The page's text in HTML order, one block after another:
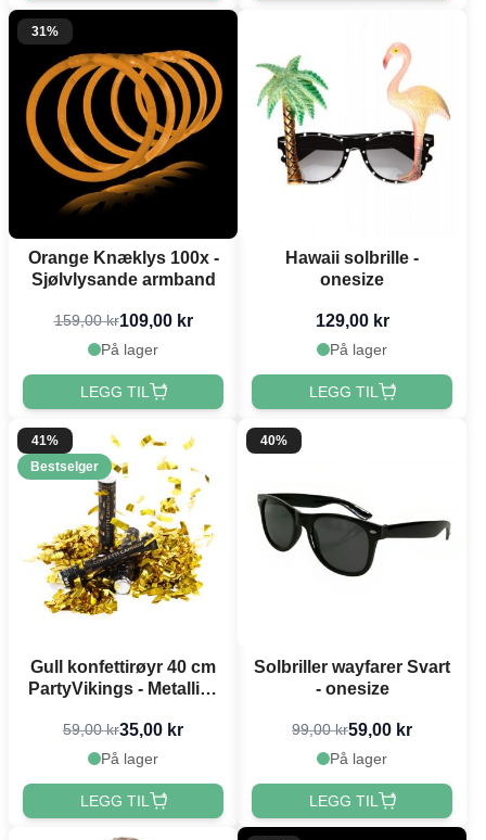
31%
Orange Knæklys 100x -
Sjølvlysande armband
159,00 kr109,00 kr
På lager
LEGG TIL
Hawaii solbrille -
onesize
129,00 kr
På lager
LEGG TIL
41%
Bestselger
Gull konfettirøyr 40 cm
PartyVikings - Metallisk
59,00 kr35,00 kr
På lager
LEGG TIL
40%
Solbriller wayfarer Svart
- onesize
99,00 kr59,00 kr
På lager
LEGG TIL